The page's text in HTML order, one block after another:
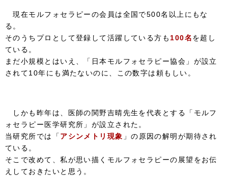
現在モルフォセラピーの会員は全国で500名以上にもな
る。
そのうちプロとして登録して活躍している方も 100名を超し
ている。
まだ小規模とはいえ、「日本モルフォセラピー協会」が設立
されて10年にも満たないのに、この数字は頼もしい。
しかも昨年は、医師の関野吉晴先生を代表とする「モルフ
ォセラピー医学研究所」が設立された。
当研究所では「アシンメトリ現象 」の原因の解明が期待され
ている。
そこで改めて、私が思い描くモルフォセラピーの展望をお伝
えしておきたいと思う。